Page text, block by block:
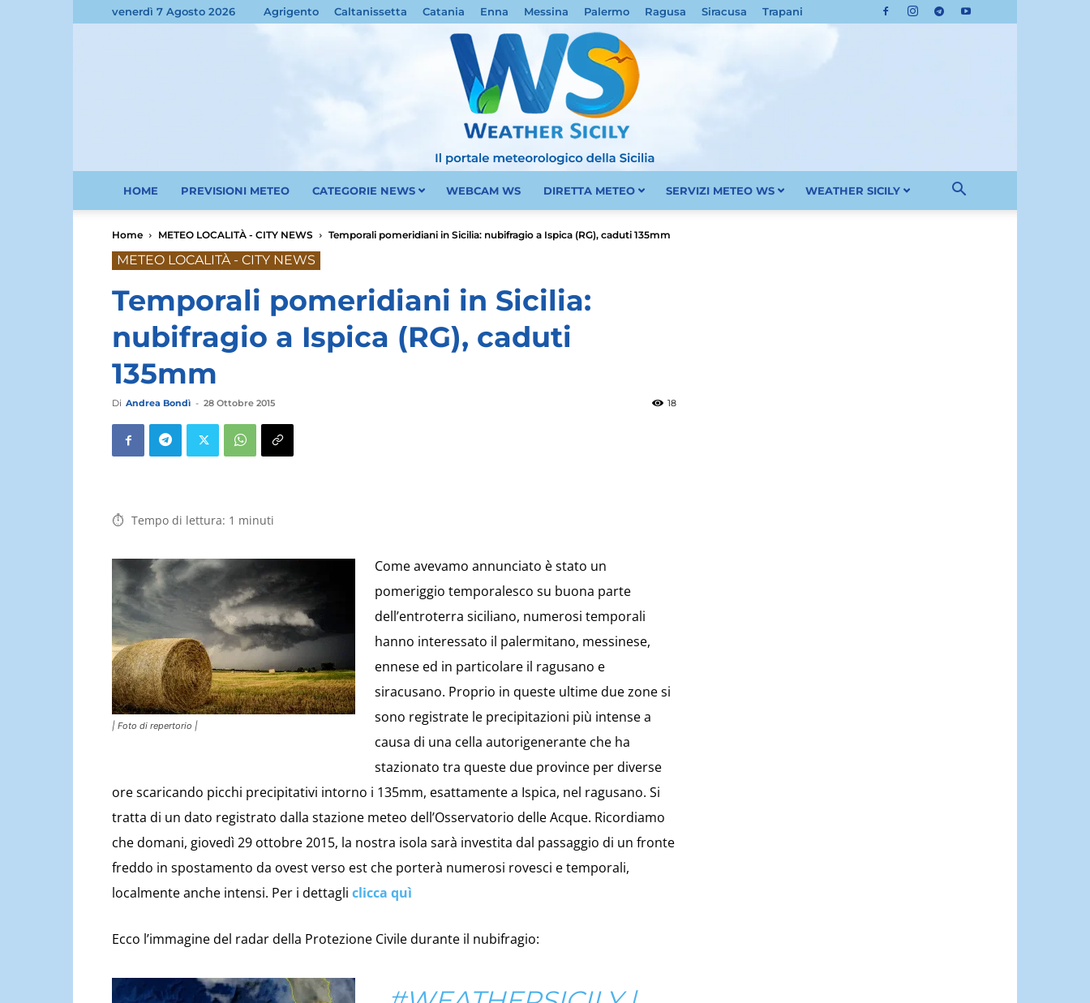
venerdì 7 Agosto 2026 Agrigento Caltanissetta Catania Enna Messina Palermo Ragusa Siracusa Trapani
Sicilia
Sicily.it
HOME PREVISIONI METEO CATEGORIE NEWS WEBCAM WS DIRETTA METEO SERVIZI METEO WS WEATHER SICILY
Home METEO LOCALITÀ - CITY NEWS Temporali pomeridiani in Sicilia: nubifragio a Ispica (RG), caduti 135mm
METEO LOCALITÀ - CITY NEWS
Temporali pomeridiani in Sicilia:
nubifragio a Ispica (RG), caduti
135mm
Di Andrea Bondì - 28 Ottobre 2015 18
Tempo di lettura: 1 minuti
| Foto di repertorio |
Come avevamo annunciato è stato un
pomeriggio temporalesco su buona parte
dell’entroterra siciliano, numerosi temporali
hanno interessato il palermitano, messinese,
ennese ed in particolare il ragusano e
siracusano. Proprio in queste ultime due zone si
sono registrate le precipitazioni più intense a
causa di una cella autorigenerante che ha
stazionato tra queste due province per diverse
ore scaricando picchi precipitativi intorno i 135mm, esattamente a Ispica, nel ragusano. Si
tratta di un dato registrato dalla stazione meteo dell’Osservatorio delle Acque. Ricordiamo
che domani, giovedì 29 ottobre 2015, la nostra isola sarà investita dal passaggio di un fronte
freddo in spostamento da ovest verso est che porterà numerosi rovesci e temporali,
localmente anche intensi. Per i dettagli clicca quì
Ecco l’immagine del radar della Protezione Civile durante il nubifragio: